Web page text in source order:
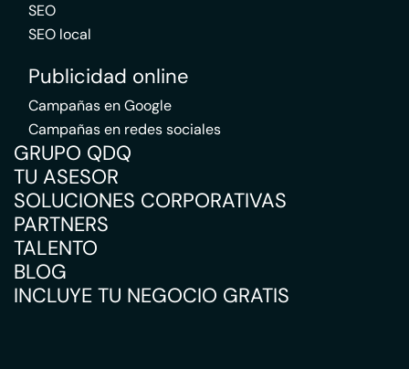
SEO
SEO local
Publicidad online
Campañas en Google
Campañas en redes sociales
GRUPO QDQ
TU ASESOR
SOLUCIONES CORPORATIVAS
PARTNERS
TALENTO
BLOG
INCLUYE TU NEGOCIO GRATIS